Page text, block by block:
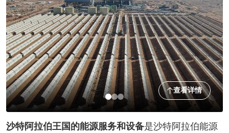
查看详情
沙特阿拉伯王国的能源服务和设备是沙特阿拉伯能源